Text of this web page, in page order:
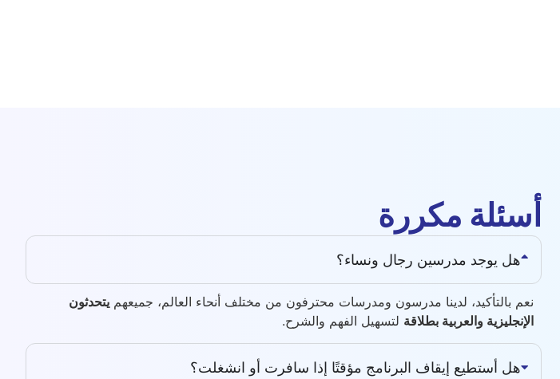
أسئلة مكررة
هل يوجد مدرسين رجال ونساء؟
نعم بالتأكيد، لدينا مدرسون ومدرسات محترفون من مختلف أنحاء العالم، جميعهم يتحدثون
الإنجليزية والعربية بطلاقة لتسهيل الفهم والشرح.
هل أستطيع إيقاف البرنامج مؤقتًا إذا سافرت أو انشغلت؟